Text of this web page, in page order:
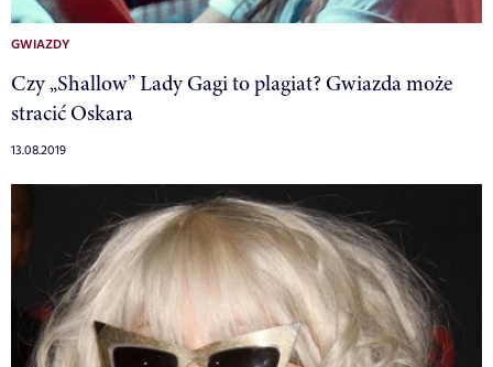
GWIAZDY
Czy „Shallow” Lady Gagi to plagiat? Gwiazda może
stracić Oskara
13.08.2019